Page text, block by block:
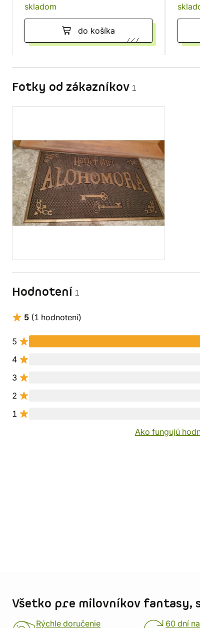
skladom
do košíka
Fotky od zákazníkov 1
Hodnotení 1
5 (1 hodnotení)
5
4
3
2
1
Ako fungujú
Všetko pre milovníkov fantasy,
Rýchle doručenie 60 dní